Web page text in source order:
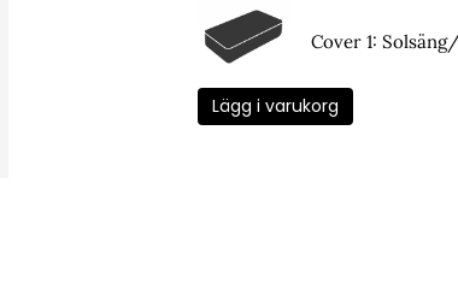
Cover 1:
Lägg i varukorg